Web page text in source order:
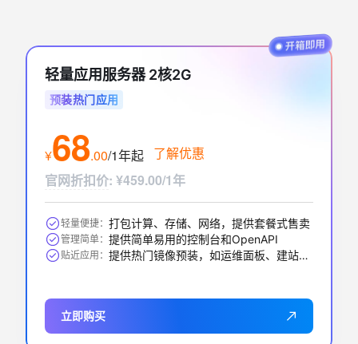
轻量应用服务器 2核2G
预装热门应用
¥68.00/1年起 了解优惠
官网折扣价: ¥459.00/1年
轻量便捷： 打包计算、存储、网络，提供套餐式售卖
管理简单： 提供简单易用的控制台和OpenAPI
贴近应用： 提供热门镜像预装，如运维面板、建站、AI应用等
立即购买